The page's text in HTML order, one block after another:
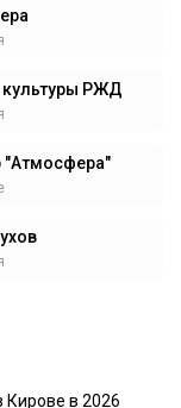
РЖД
"Атмосфера"
Кирове в 2026